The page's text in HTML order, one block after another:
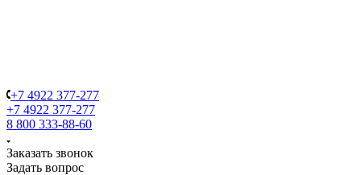
+7 4922 377-277
+7 4922 377-277
8 800 333-88-60
Заказать звонок
Задать вопрос